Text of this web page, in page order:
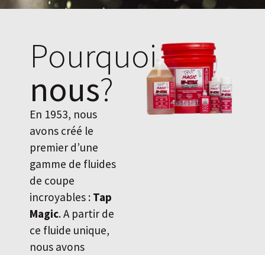
Pourquoi
nous?
En 1953, nous
avons créé le
premier d’une
gamme de fluides
de coupe
incroyables : Tap
Magic. A partir de
ce fluide unique,
nous avons